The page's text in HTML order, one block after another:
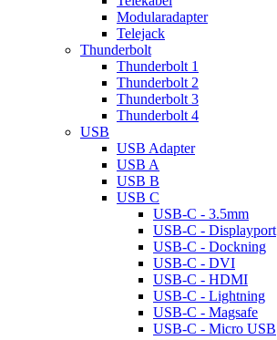
Modularadapter
Telejack
Thunderbolt
Thunderbolt 1
Thunderbolt 2
Thunderbolt 3
Thunderbolt 4
USB
USB Adapter
USB A
USB B
USB C
USB-C - 3.5mm
USB-C - Displayport
USB-C - Dockning
USB-C - DVI
USB-C - HDMI
USB-C - Lightning
USB-C - Magsafe
USB-C - Micro USB